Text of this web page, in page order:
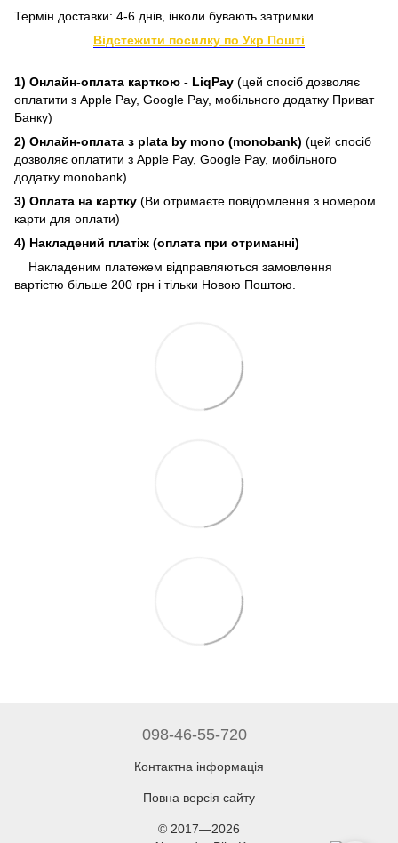
Термін доставки: 4-6 днів, інколи бувають затримки
Відстежити посилку по Укр Пошті
1) Онлайн-оплата карткою - LiqPay (цей спосіб дозволяє
оплатити з Apple Pay, Google Pay, мобільного додатку Приват
Банку)
2) Онлайн-оплата з plata by mono (monobank) (цей спосіб
дозволяє оплатити з Apple Pay, Google Pay, мобільного
додатку monobank)
3) Оплата на картку (Ви отримаєте повідомлення з номером
карти для оплати)
4) Накладений платіж (оплата при отриманні)
Накладеним платежем відправляються замовлення
вартістю більше 200 грн і тільки Новою Поштою.
098-46-55-720
Контактна інформація
Повна версія сайту
© 2017—2026